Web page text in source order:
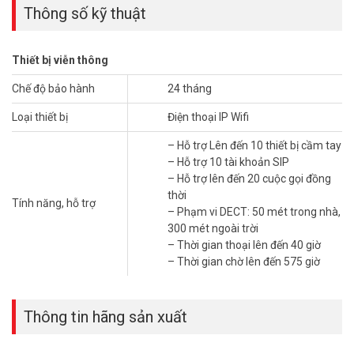
Chất Lượng Âm Thanh HD Vượt Trội
thực trong môi trường ồn. Hỗ trợ codec OPUS và G.722, giảm tiếng
ồn hiệu quả. Tính năng giảm nhiễu giúp cuộc gọi mượt mà.
Kết Nối DECT Không Dây Linh Hoạt
Yealink W77P hoạt động trên kết nối DECT mạnh mẽ, phủ sóng
50m trong nhà và 300m ngoài trời. Bộ phát W70B hỗ trợ 10 thiết bị
DECT và 20 cuộc gọi đồng thời. Thiết bị lý tưởng cho môi trường
*** Xem thêm: Top điện thoại IP Yealink cho khách sạn nhỏ
Các Tính Năng Quản Lý Cuộc Gọi Chuyên
Yealink W77P trang bị tính năng quản lý cuộc gọi chuyên nghiệp.
Danh bạ lưu trữ 1000 số.
Thông số kỹ thuật
Thiết bị viễn thông
Chế độ bảo hành 24 tháng
Loại thiết bị Điện thoại IP Wifi
Tính năng, hỗ trợ
– Hỗ trợ Lên đến 10 thiết bị cầm tay
– Hỗ trợ 10 tài khoản SIP
– Hỗ trợ lên đến 20 cuộc gọi đồng
thời
– Phạm vi DECT: 50 mét trong nhà,
300 mét ngoài trời
– Thời gian thoại lên đến 40 giờ
– Thời gian chờ lên đến 575 giờ
Thông tin hãng sản xuất